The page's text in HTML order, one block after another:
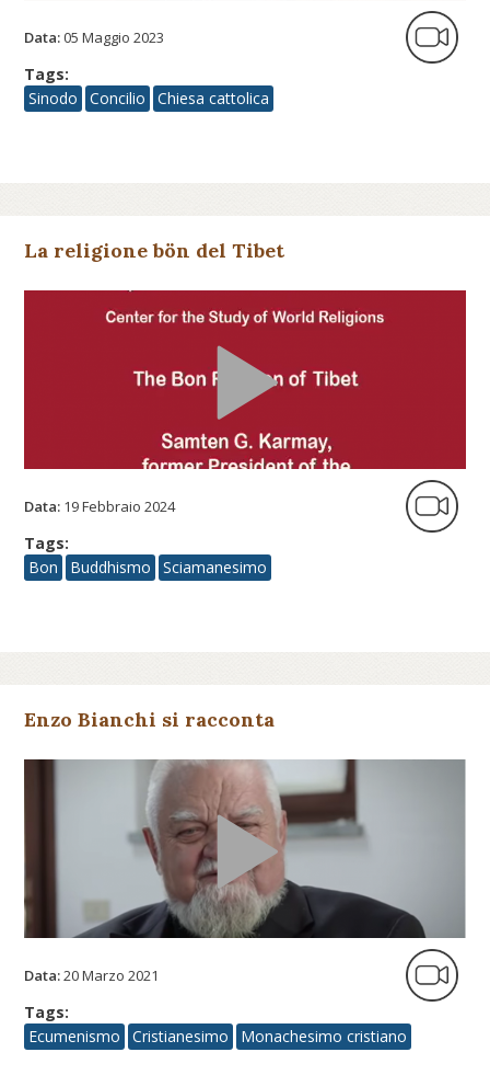
Data:05 Maggio 2023
Tags:
Sinodo
Concilio Chiesa cattolica
La religione bön del Tibet
Data: 19 Febbraio 2024
Tags:
Bon
Buddhismo Sciamanesimo
Enzo Bianchi si racconta
Data:20 Marzo 2021
Tags:
Ecumenismo
Cristianesimo Monachesimo cristiano